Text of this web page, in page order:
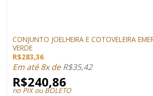
CONJUNTO JOELHEIRA E COTOVELEIRA
VERDE
R$283,36
Em até 8x deR$35,42
R$240,86
no PIX ou BOLETO